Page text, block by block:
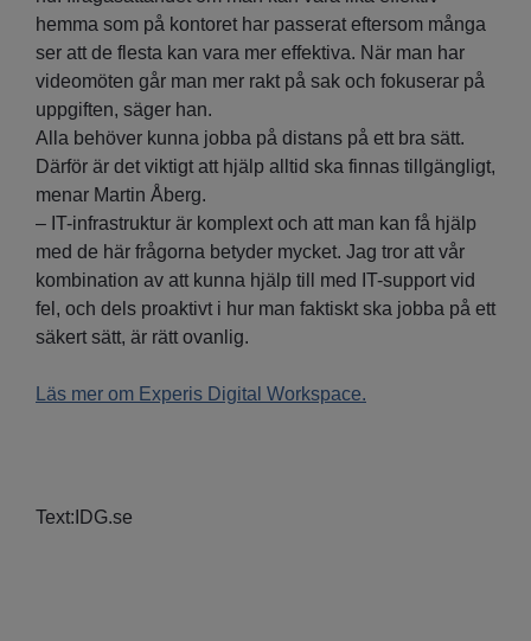
hemma som på kontoret har passerat eftersom många
ser att de flesta kan vara mer effektiva. När man har
videomöten går man mer rakt på sak och fokuserar på
uppgiften, säger han.
Alla behöver kunna jobba på distans på ett bra sätt.
Därför är det viktigt att hjälp alltid ska finnas tillgängligt,
menar Martin Åberg.
– IT-infrastruktur är komplext och att man kan få hjälp
med de här frågorna betyder mycket. Jag tror att vår
kombination av att kunna hjälp till med IT-support vid
fel, och dels proaktivt i hur man faktiskt ska jobba på ett
säkert sätt, är rätt ovanlig.
Läs mer om Experis Digital Workspace.
Text:IDG.se